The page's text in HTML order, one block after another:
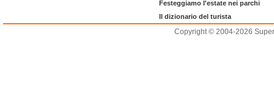
Festeggiamo l'estate nei parchi
Il dizionario del turista
Copyright © 2004-2026